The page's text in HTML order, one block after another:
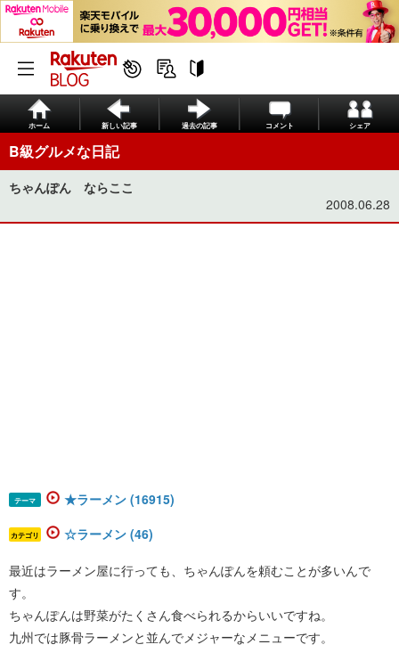
ホーム 新しい記事 過去の記事 コメント シェア
B級グルメな日記
ちゃんぽん ならここ
2008.06.28
テーマ ★ラーメン (16915)
カテゴリ ☆ラーメン (46)
最近はラーメン屋に行っても、ちゃんぽんを頼むことが多いんで
す。
ちゃんぽんは野菜がたくさん食べられるからいいですね。
九州では豚骨ラーメンと並んでメジャーなメニューです。